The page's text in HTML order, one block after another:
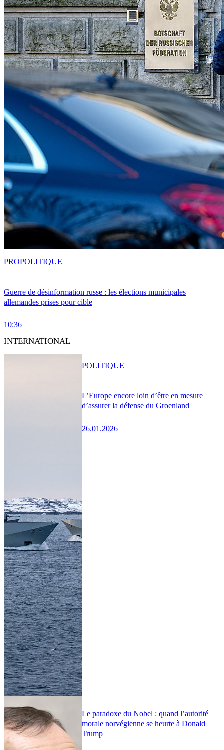
Guerre de désinformation russe : les élections municipales
allemandes prises pour cible
10:36
PROPOLITIQUE
INTERNATIONAL
L’Europe encore loin d’être en mesure
d’assurer la défense du Groenland
26.01.2026
POLITIQUE
Le paradoxe du Nobel : quand l’autorité
morale norvégienne se heurte à Donald
Trump